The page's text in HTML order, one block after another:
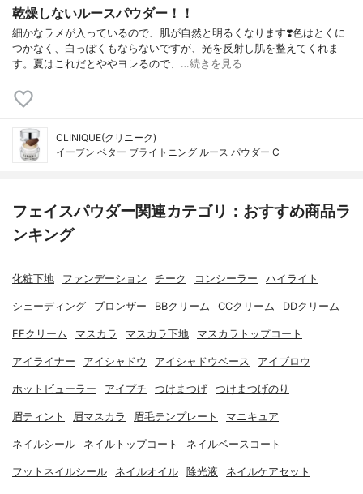
乾燥しないルースパウダー！！
細かなラメが入っているので、肌が自然と明るくなります❣️色はとくに
つかなく、白っぽくもならないですが、光を反射し肌を整えてくれま
す。夏はこれだとややヨレるので、…続きを見る
CLINIQUE(クリニーク)
イーブン ベター ブライトニング ルース パウダー C
フェイスパウダー関連カテゴリ：おすすめ商品ラ
ンキング
化粧下地 ファンデーション チーク コンシーラー ハイライト
シェーディング ブロンザー BBクリーム CCクリーム DDクリーム
EEクリーム マスカラ マスカラ下地 マスカラトップコート
アイライナー アイシャドウ アイシャドウベース アイブロウ
ホットビューラー アイプチ つけまつげ つけまつげのり
眉ティント 眉マスカラ 眉毛テンプレート マニキュア
ネイルシール ネイルトップコート ネイルベースコート
フットネイルシール ネイルオイル 除光液 ネイルケアセット